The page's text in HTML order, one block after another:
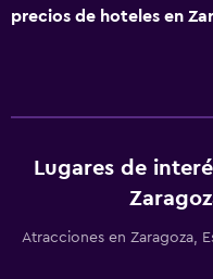
precios de hoteles en
Lugares de
Atracciones en Zaragoza,